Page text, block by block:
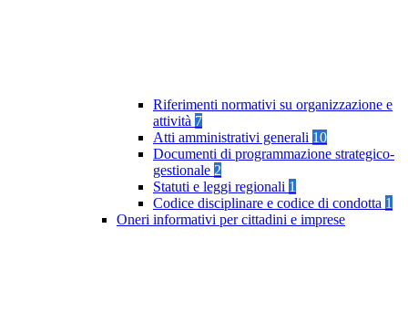
Riferimenti normativi su organizzazione e
attività 7
Atti amministrativi generali 10
Documenti di programmazione strategico-
gestionale 2
Statuti e leggi regionali 1
Codice disciplinare e codice di condotta 1
Oneri informativi per cittadini e imprese